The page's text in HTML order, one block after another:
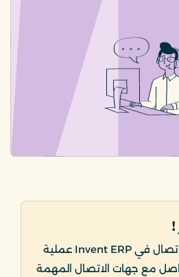
!
تُسهّل وحدة جهات الاتصال في Invent ERP عملية
مع جهات الاتصال المهمة